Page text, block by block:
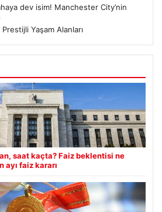
dev isim! Manchester City’nin
Yaşam Alanları
saat kaçta? Faiz beklentisi ne
ayı faiz kararı